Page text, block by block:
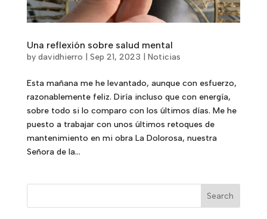
Una reflexión sobre salud mental
by davidhierro Sep 21, 2023 Noticias
Esta mañana me he levantado, aunque con esfuerzo,
razonablemente feliz. Diría incluso que con energía,
sobre todo si lo comparo con los últimos días. Me he
puesto a trabajar con unos últimos retoques de
mantenimiento en mi obra La Dolorosa, nuestra
Señora de la...